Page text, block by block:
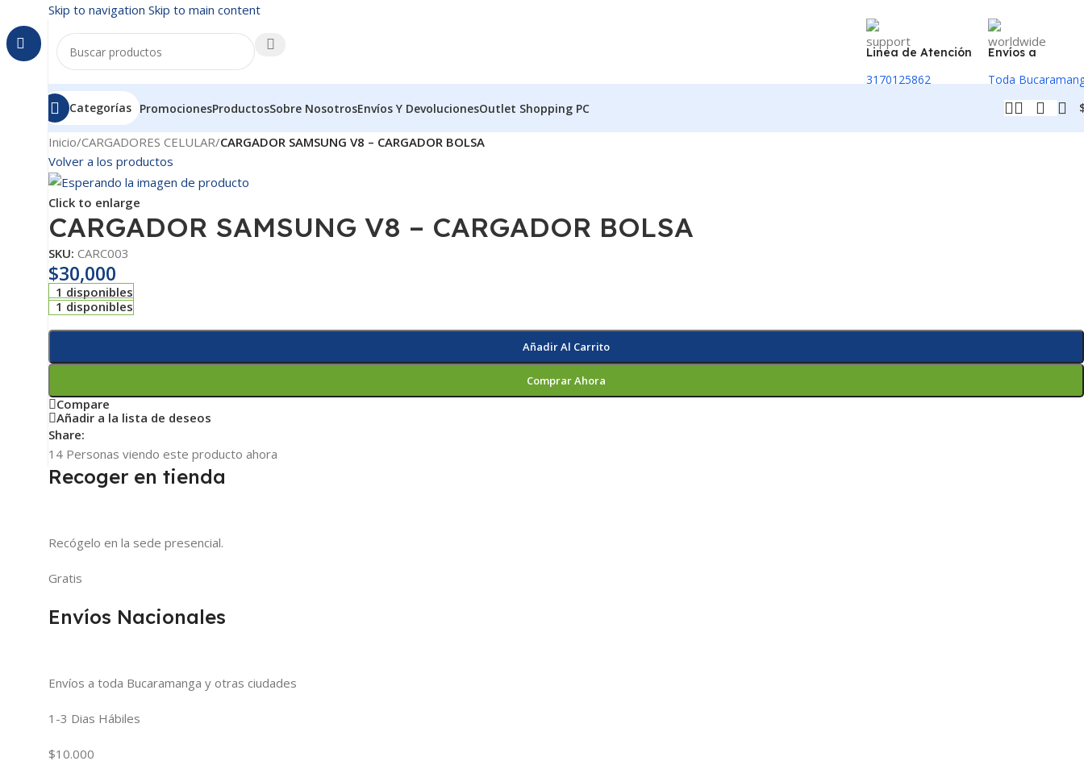
Skip to navigation Skip to main content
Linea de Atención
3170125862
Envíos a
Toda
Categorías PromocionesProductosSobre NosotrosEnvíos Y DevolucionesOutlet Shopping PC
Inicio/CARGADORES CELULAR/CARGADOR SAMSUNG V8 – CARGADOR BOLSA
Volver a los productos
Click to enlarge
CARGADOR SAMSUNG V8 – CARGADOR BOLSA
SKU: CARC003
$30,000
1 disponibles
1 disponibles
Añadir Al Carrito
Comprar Ahora
Compare
Añadir a la lista de deseos
Share:
14 Personas viendo este producto ahora
Recoger en tienda
Recógelo en la sede presencial.
Gratis
Envíos Nacionales
Envíos a toda Bucaramanga y otras ciudades
1-3 Dias Hábiles
$10.000